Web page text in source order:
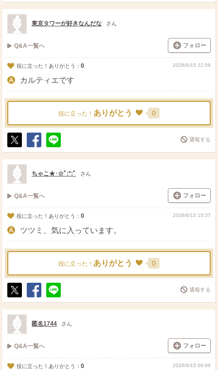
ス
ト
ェ
る
東京タワーが好きなんだな さん
Q&A一覧へ フォロー
役に立った！ありがとう： 0 2026/6/15 22:59
カルティエです
役に立った！ ありがとう 0
ポ
ス
ト
シ
ェ
送
る
通報する
ちゃこ★･☆ﾟ:*:ﾟ さん
Q&A一覧へ フォロー
役に立った！ありがとう： 0 2026/6/15 15:37
ツツミ、気に入っています。
役に立った！ ありがとう 0
ポ
ス
ト
シ
ェ
送
る
通報する
匿名1744 さん
Q&A一覧へ フォロー
役に立った！ありがとう： 0 2026/6/15 09:06